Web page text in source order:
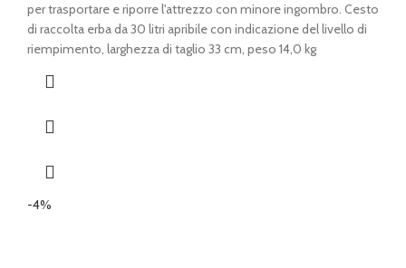
per trasportare e riporre l'attrezzo con minore ingombro. Cesto
di raccolta erba da 30 litri apribile con indicazione del livello di
riempimento, larghezza di taglio 33 cm, peso 14,0 kg
-4%